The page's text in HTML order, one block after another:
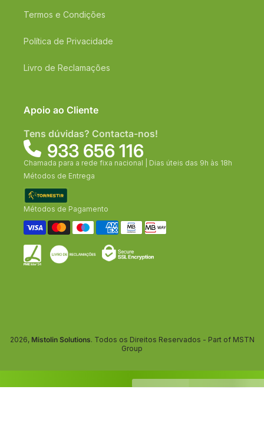
Termos e Condições
Política de Privacidade
Livro de Reclamações
Apoio ao Cliente
Tens dúvidas? Contacta-nos!
933 656 116
Chamada para a rede fixa nacional | Dias úteis das 9h às 18h
Métodos de Entrega
Métodos de Pagamento
2026, Mistolin Solutions. Todos os Direitos Reservados - Part of MSTN
Group